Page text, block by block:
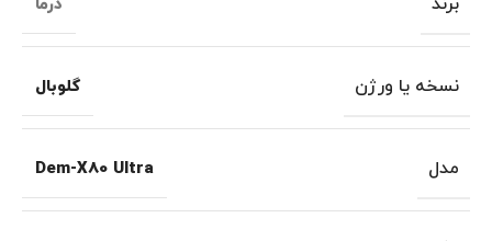
درما
نسخه یا ورژن گلوبال
مدل Dem-X80 Ultra